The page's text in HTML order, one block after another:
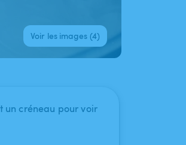
Voir les images (4)
un créneau pour voir